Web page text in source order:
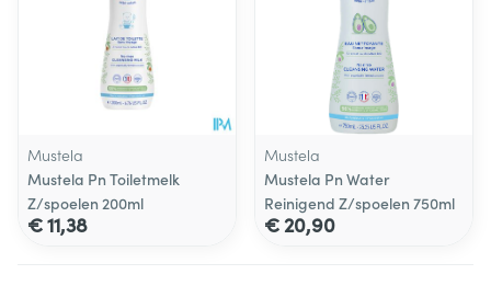
Mustela
Mustela Pn Toiletmelk
Z/spoelen 200ml
€ 11,38
Mustela
Mustela Pn Water
Reinigend Z/spoelen 750ml
€ 20,90